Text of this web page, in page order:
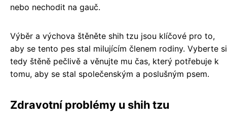
nebo nechodit na gauč.
Výběr a výchova štěněte shih tzu jsou klíčové pro to,
aby se tento pes stal milujícím členem rodiny. Vyberte si
tedy štěně pečlivě a věnujte mu čas, který potřebuje k
tomu, aby se stal společenským a poslušným psem.
Zdravotní problémy u shih tzu